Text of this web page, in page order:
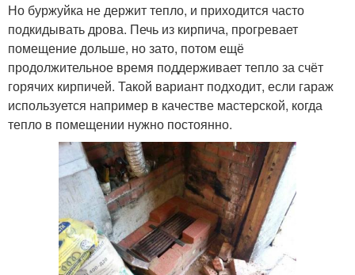
Но буржуйка не держит тепло, и приходится часто
подкидывать дрова. Печь из кирпича, прогревает
помещение дольше, но зато, потом ещё
продолжительное время поддерживает тепло за счёт
горячих кирпичей. Такой вариант подходит, если гараж
используется например в качестве мастерской, когда
тепло в помещении нужно постоянно.